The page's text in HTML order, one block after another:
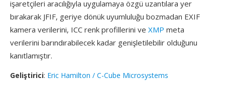
işaretçileri aracılığıyla uygulamaya özgü uzantılara yer
bırakarak JFIF, geriye dönük uyumluluğu bozmadan EXIF
kamera verilerini, ICC renk profillerini ve XMP meta
verilerini barındırabilecek kadar genişletilebilir olduğunu
kanıtlamıştır.
Geliştirici: Eric Hamilton / C-Cube Microsystems